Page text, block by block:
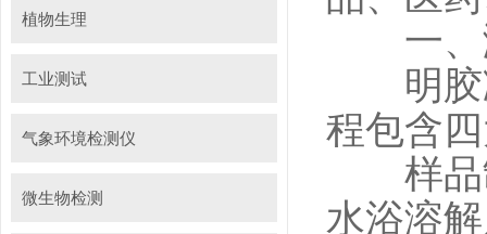
植物生理
工业测试
气象环境检测仪
微生物检测
一、测
明胶凝
程包含
样品制
水浴溶